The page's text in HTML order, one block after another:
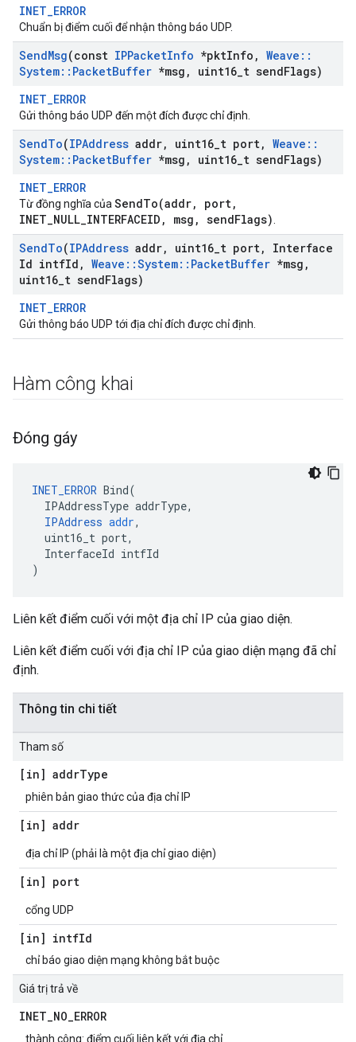
INET_ERROR
Chuẩn bị điểm cuối để nhận thông báo UDP.
SendMsg(const IPPacketInfo *pktInfo , Weave ::
System:: PacketBuffer *msg , uint16 t sendFlags)
INET_ERROR
Gửi thông báo UDP đến một đích được chỉ định.
SendTo(IPAddress addr, uint16 t port, Weave ::
System:: PacketBuffer *msg , uint16 t sendFlags)
INET_ERROR
Từ đồng nghĩa của SendTo(addr, port,
INET_NULL_INTERFACEID, msg, sendFlags)
SendTo(IPAddress addr, uint16 t port,
Interface
Id intfId , Weave ::System:: PacketBuffer *msg ,
uint16 t sendFlags)
INET_ERROR
Gửi thông báo UDP tới địa chỉ đích được chỉ định.
Hàm công khai
Đóng gáy
INET_ERROR Bind(
IPAddressType addrType,
IPAddress addr,
uint16_t port,
InterfaceId intfId
)
Liên kết điểm cuối với một địa chỉ IP của giao diện.
Liên kết điểm cuối với địa chỉ IP của giao diện mạng đã chỉ
định.
Thông tin chi tiết
Tham số
[in] addrType
phiên bản giao thức của địa chỉ IP
[in] addr
địa chỉ IP (phải là một địa chỉ giao diện)
[in] port
cổng UDP
[in] intfId
chỉ báo giao diện mạng không bắt buộc
Giá trị trả về
INET_NO_ERROR
thành công: điểm cuối liên kết với địa chỉ